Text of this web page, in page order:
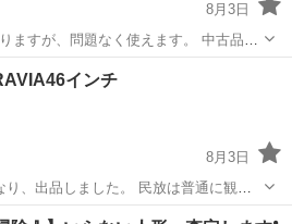
8月3日
ますが、問題なく使えます。 中古品に
来ていただける方を優先します。
テレビ
BRAVIA46インチ
8月3日
した。 民放は普通に観れ
駅 テレビ